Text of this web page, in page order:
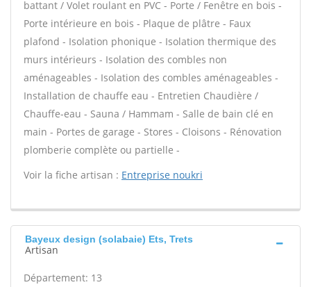
battant / Volet roulant en PVC - Porte / Fenêtre en bois -
Porte intérieure en bois - Plaque de plâtre - Faux
plafond - Isolation phonique - Isolation thermique des
murs intérieurs - Isolation des combles non
aménageables - Isolation des combles aménageables -
Installation de chauffe eau - Entretien Chaudière /
Chauffe-eau - Sauna / Hammam - Salle de bain clé en
main - Portes de garage - Stores - Cloisons - Rénovation
plomberie complète ou partielle -
Voir la fiche artisan : Entreprise noukri
Bayeux design (solabaie) Ets, Trets
Artisan
Département: 13